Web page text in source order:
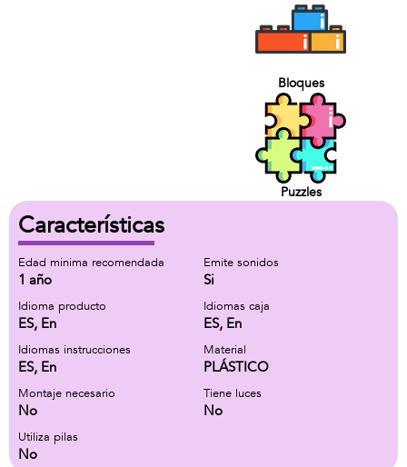
Bloques
Puzzles
Características
Edad minima recomendada
1 año
Emite sonidos
Si
Idioma producto
ES, En
Idiomas caja
ES, En
Idiomas instrucciones
ES, En
Material
PLÁSTICO
Montaje necesario
No
Tiene luces
No
Utiliza pilas
No